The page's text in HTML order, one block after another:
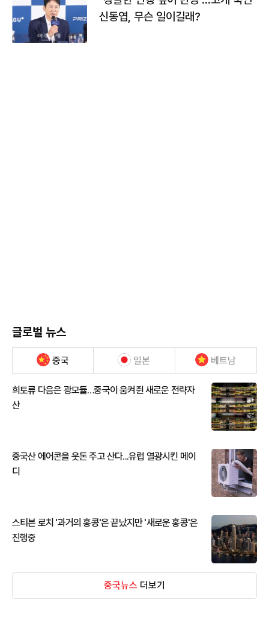
신동엽, 무슨 일이길래?
글로벌 뉴스
중국 일본 베트남
희토류 다음은 광모듈…중국이 움켜쥔 새로운 전략자
산
중국산 에어콘을 웃돈 주고 산다...유럽 열광시킨 메이
디
스티븐 로치 '과거의 홍콩'은 끝났지만 '새로운 홍콩'은
진행중
중국뉴스 더보기